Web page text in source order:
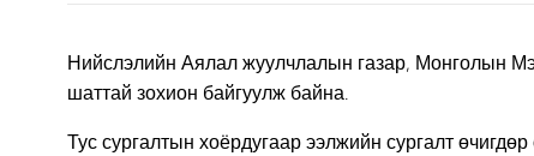
Нийслэлийн Аялал жуулчлалын газар, Монголын
шаттай зохион байгуулж байна.
Тус сургалтын хоёрдугаар ээлжийн сургалт